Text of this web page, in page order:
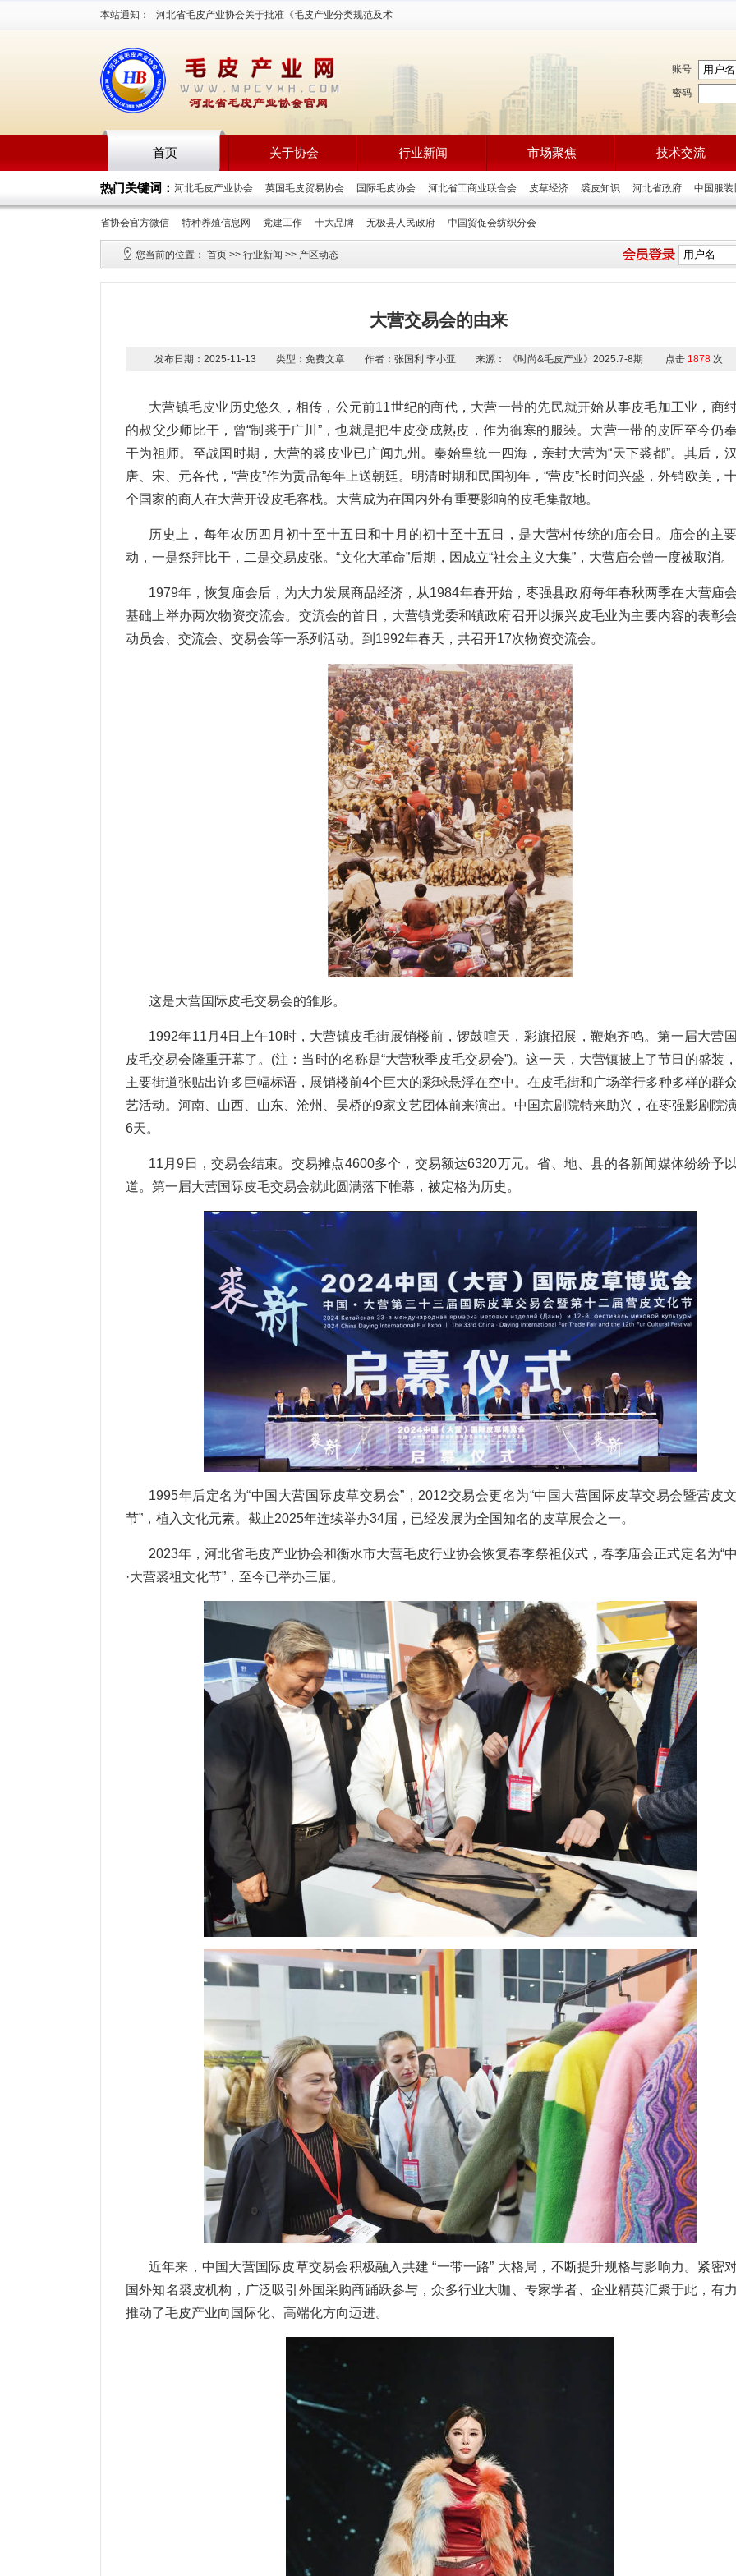
本站通知： 河北省毛皮产业协会关于批准《毛皮产业分类规范及术
语》等三项团体标准立项通知2026-7-16
账号
密码
首页 关于协会 行业新闻 市场聚焦 技术交流
热门关键词： 河北毛皮产业协会 英国毛皮贸易协会 国际毛皮协会 河北省工商业联合会 皮草经济 裘皮知识 河北省政府 中国服
省协会官方微信 特种养殖信息网 党建工作 十大品牌 无极县人民政府 中国贸促会纺织分会
您当前的位置： 首页 >> 行业新闻 >> 产区动态
大营交易会的由来
发布日期：2025-11-13 类型：免费文章 作者：张国利 李小亚 来源： 《时尚&毛皮产业》2025.7-8期 点击 1878次
大营镇毛皮业历史悠久，相传，公元前11世纪的商代，大营一带的先民就开始从事皮毛加工业，商
的叔父少师比干，曾“制裘于广川”，也就是把生皮变成熟皮，作为御寒的服装。大营一带的皮匠至今仍
干为祖师。至战国时期，大营的裘皮业已广闻九州。秦始皇统一四海，亲封大营为“天下裘都”。其后，汉
唐、宋、元各代，“营皮”作为贡品每年上送朝廷。明清时期和民国初年，“营皮”长时间兴盛，外销欧美，
个国家的商人在大营开设皮毛客栈。大营成为在国内外有重要影响的皮毛集散地。
历史上，每年农历四月初十至十五日和十月的初十至十五日，是大营村传统的庙会日。庙会的主
动，一是祭拜比干，二是交易皮张。“文化大革命”后期，因成立“社会主义大集”，大营庙会曾一度被取消。
1979年，恢复庙会后，为大力发展商品经济，从1984年春开始，枣强县政府每年春秋两季在大营庙
基础上举办两次物资交流会。交流会的首日，大营镇党委和镇政府召开以振兴皮毛业为主要内容的表彰会
动员会、交流会、交易会等一系列活动。到1992年春天，共召开17次物资交流会。
这是大营国际皮毛交易会的雏形。
1992年11月4日上午10时，大营镇皮毛街展销楼前，锣鼓喧天，彩旗招展，鞭炮齐鸣。第一届大营
皮毛交易会隆重开幕了。(注：当时的名称是“大营秋季皮毛交易会”)。这一天，大营镇披上了节日的盛装
主要街道张贴出许多巨幅标语，展销楼前4个巨大的彩球悬浮在空中。在皮毛街和广场举行多种多样的群
艺活动。河南、山西、山东、沧州、吴桥的9家文艺团体前来演出。中国京剧院特来助兴，在枣强影剧院
6天。
11月9日，交易会结束。交易摊点4600多个，交易额达6320万元。省、地、县的各新闻媒体纷纷予
道。第一届大营国际皮毛交易会就此圆满落下帷幕，被定格为历史。
1995年后定名为“中国大营国际皮草交易会”，2012交易会更名为“中国大营国际皮草交易会暨营皮
节”，植入文化元素。截止2025年连续举办34届，已经发展为全国知名的皮草展会之一。
2023年，河北省毛皮产业协会和衡水市大营毛皮行业协会恢复春季祭祖仪式，春季庙会正式定名为“
·大营裘祖文化节”，至今已举办三届。
近年来，中国大营国际皮草交易会积极融入共建 “一带一路” 大格局，不断提升规格与影响力。紧密
国外知名裘皮机构，广泛吸引外国采购商踊跃参与，众多行业大咖、专家学者、企业精英汇聚于此，有
推动了毛皮产业向国际化、高端化方向迈进。